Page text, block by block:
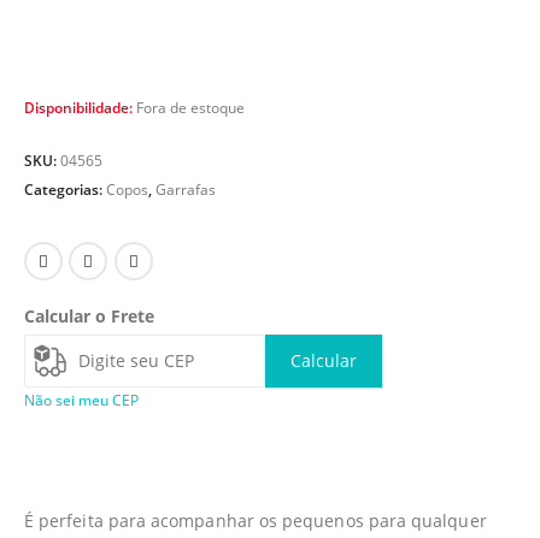
Disponibilidade: Fora de estoque
SKU:04565
Categorias:Copos,Garrafas
Calcular o Frete
Calcular
Não sei meu CEP
É perfeita para acompanhar os pequenos para qualquer